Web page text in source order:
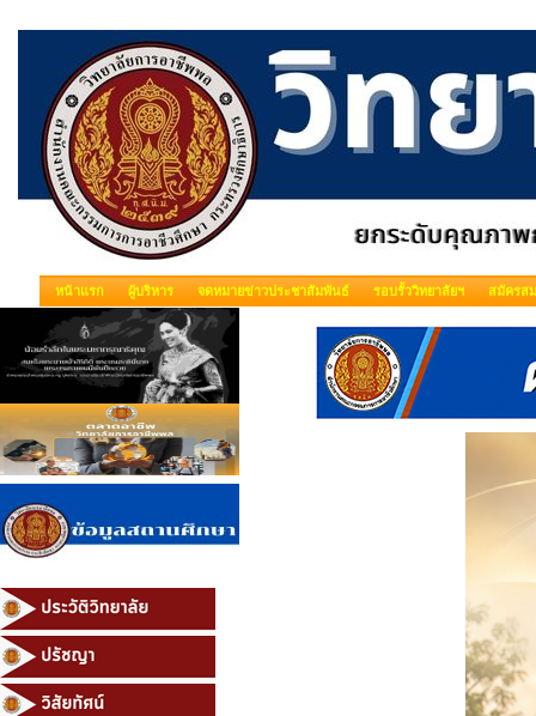
หน้าแรก ผู้บริหาร จดหมายข่าวประชาสัมพันธ์ รอบรั้ววิทยาลัยฯ สมัครส